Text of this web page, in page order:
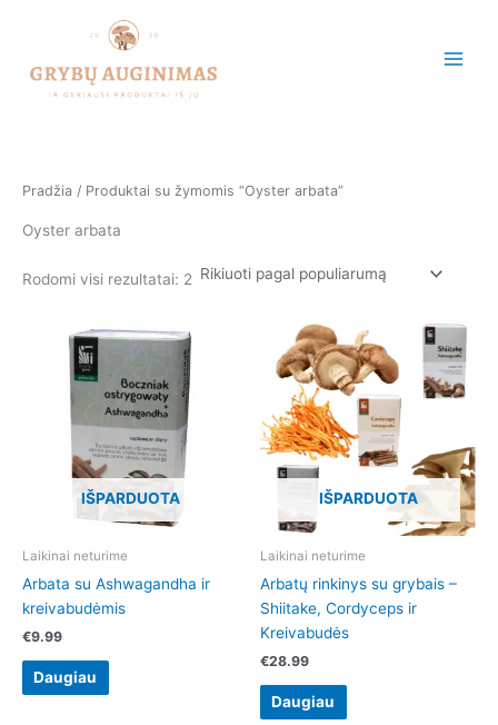
Pradžia / Produktai su žymomis “Oyster arbata”
Oyster arbata
Rodomi visi rezultatai: 2
IŠPARDUOTA
Laikinai neturime
Arbata su Ashwagandha ir
kreivabudėmis
€9.99
Daugiau
IŠPARDUOTA
Laikinai neturime
Arbatų rinkinys su grybais –
Shiitake, Cordyceps ir
Kreivabudės
€28.99
Daugiau